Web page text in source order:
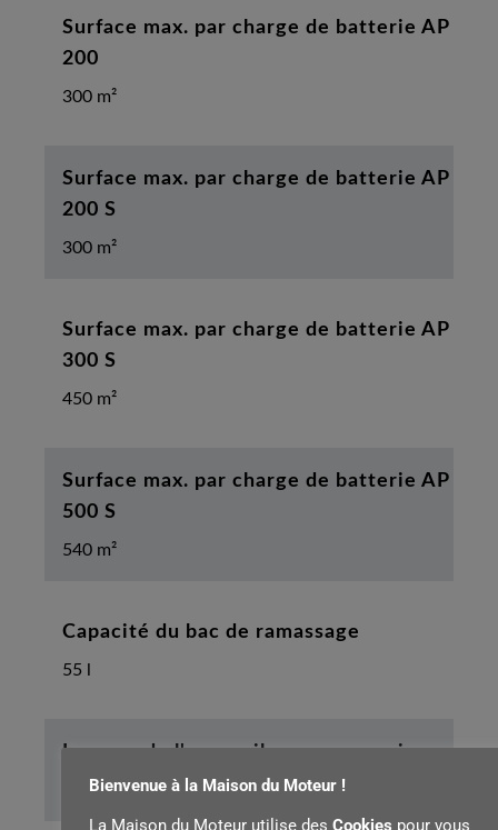
Surface max. par charge de batterie AP
200
300 m²
Surface max. par charge de batterie AP
200 S
300 m²
Surface max. par charge de batterie AP
300 S
450 m²
Surface max. par charge de batterie AP
500 S
540 m²
Capacité du bac de ramassage
55 l
Largeur de l'appareil sans accessoires
57 cmBienvenue à la Maison du Moteur !
La Maison du Moteur utilise des Cookies pour vous